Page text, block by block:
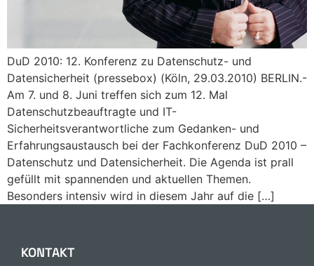
DuD 2010: 12. Konferenz zu Datenschutz- und
Datensicherheit (pressebox) (Köln, 29.03.2010) BERLIN.-
Am 7. und 8. Juni treffen sich zum 12. Mal
Datenschutzbeauftragte und IT-
Sicherheitsverantwortliche zum Gedanken- und
Erfahrungsaustausch bei der Fachkonferenz DuD 2010 –
Datenschutz und Datensicherheit. Die Agenda ist prall
gefüllt mit spannenden und aktuellen Themen.
Besonders intensiv wird in diesem Jahr auf die […]
KONTAKT